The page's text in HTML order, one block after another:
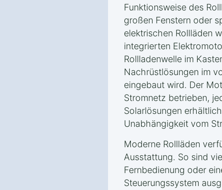
Funktionsweise des
großen Fenstern oder
elektrischen Rollläden
integrierten
Rollladenwelle im
Nachrüstlösungen im
eingebaut wird. Der
Stromnetz betrieben,
Solarlösungen
Unabhängigkeit vom
Moderne Rollläden
Ausstattung. So sind
Fernbedienung oder
Steuerungssystem